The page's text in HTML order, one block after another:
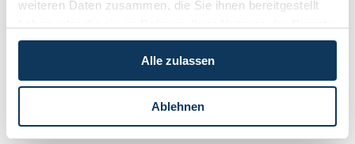
weiteren Daten zusammen, die Sie ihnen bereitgestellt
gesammelt haben.
Alle zulassen
Ablehnen
Hickhack um Geschäftslokal
Verantwortlichkeit im Skitourensport
Vorsorgevollmacht - Patientenverfügung
Kapital für Jungunternehmer